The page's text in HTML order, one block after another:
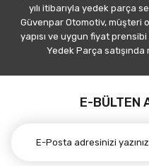
yılı itibarıyla yedek parça
Güvenpar Otomotiv, müşteri
yapısı ve uygun fiyat
Yedek Parça
E-BÜLTEN